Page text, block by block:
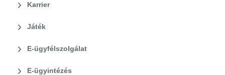
Karrier
Játék
E-ügyfélszolgálat
E-ügyintézés